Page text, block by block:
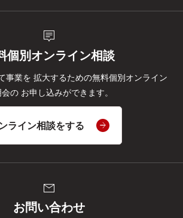
tooltip_2
個別オンライン相談
事業を 拡大するための無料個別オンライン
会の お申し込みができます。
ライン相談をする
mail
お問い合わせ